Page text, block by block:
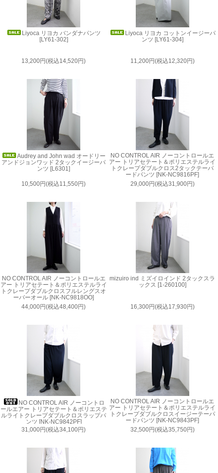
Liyoca リヨカ バンダナパンツ
[LY61-302]
13,200円(税込14,520円)
Liyoca リヨカ コットンイージーパ
ンツ [LY61-304]
11,200円(税込12,320円)
Audrey and John wad オードリー
アンドジョンワッド 2タックイージーパ
ンツ [L6301]
10,500円(税込11,550円)
NO CONTROL AIR ノーコントロールエ
アー トリアセテート＆ポリエステルライ
トクレープダブルクロス2タックテーパ
ードパンツ [NK-NC9816PF]
29,000円(税込31,900円)
NO CONTROL AIR ノーコントロールエ
アー トリアセテート＆ポリエステルライ
トクレープダブルクロスフルレングスオ
ーバーオール [NK-NC9818OO]
44,000円(税込48,400円)
mizuiro ind ミズイロインド 2タックスラ
ックス [1-260100]
16,300円(税込17,930円)
NO CONTROL AIR ノーコントロ
ールエアー トリアセテート＆ポリエステ
ルライトクレープダブルクロスラップパ
ンツ [NK-NC9842PF]
31,000円(税込34,100円)
NO CONTROL AIR ノーコントロールエ
アー トリアセテート＆ポリエステルライ
トクレープダブルクロスイージーテーパ
ードパンツ [NK-NC9843PF]
32,500円(税込35,750円)